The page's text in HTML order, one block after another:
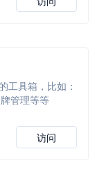
工具箱，比如：
管理等等
访问